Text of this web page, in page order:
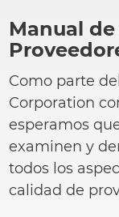
Manual
Como parte
Corporation
esperamos
examinen y
todos los
calidad de